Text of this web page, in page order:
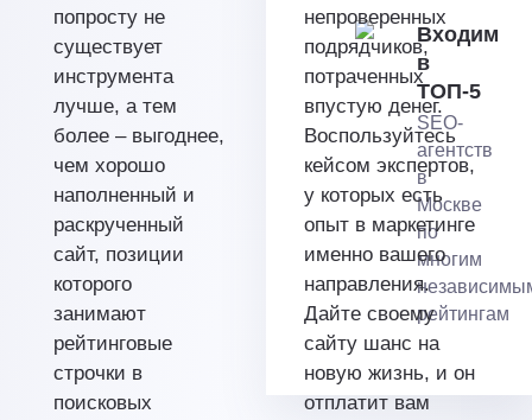
Входим
в
ТОП-5
SEO-
агентств
в
Москве
по
многим
рейтингам
попросту не
существует
инструмента
лучше, а тем
более – выгоднее,
чем хорошо
наполненный и
раскрученный
сайт, позиции
которого
занимают
рейтинговые
строчки в
поисковых
непроверенных
подрядчиков,
потраченных
впустую денег.
Воспользуйтесь
кейсом экспертов,
у которых есть
опыт в маркетинге
именно вашего
направления.
Дайте своему
сайту шанс на
новую жизнь, и он
отплатит вам